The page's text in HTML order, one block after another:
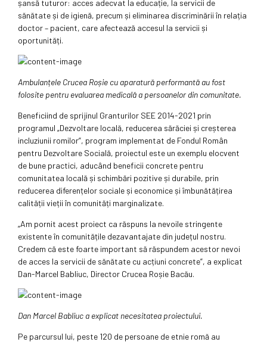
șansă tuturor: acces adecvat la educație, la servicii de
sănătate și de igienă, precum și eliminarea discriminării în relația
doctor – pacient, care afectează accesul la servicii și
oportunități.
Ambulanțele Crucea Roșie cu aparatură performantă au fost
folosite pentru evaluarea medicală a persoanelor din comunitate.
Beneficiind de sprijinul Granturilor SEE 2014-2021 prin
programul „Dezvoltare locală, reducerea sărăciei și creșterea
incluziunii romilor”, program implementat de Fondul Român
pentru Dezvoltare Socială, proiectul este un exemplu elocvent
de bune practici, aducând beneficii concrete pentru
comunitatea locală și schimbări pozitive și durabile, prin
reducerea diferențelor sociale și economice și îmbunătățirea
calității vieții în comunități marginalizate.
„Am pornit acest proiect ca răspuns la nevoile stringente
existente în comunitățile dezavantajate din județul nostru.
Credem că este foarte important să răspundem acestor nevoi
de acces la servicii de sănătate cu acțiuni concrete”, a explicat
Dan-Marcel Babliuc, Director Crucea Roșie Bacău.
Dan Marcel Babliuc a explicat necesitatea proiectului.
Pe parcursul lui, peste 120 de persoane de etnie romă au